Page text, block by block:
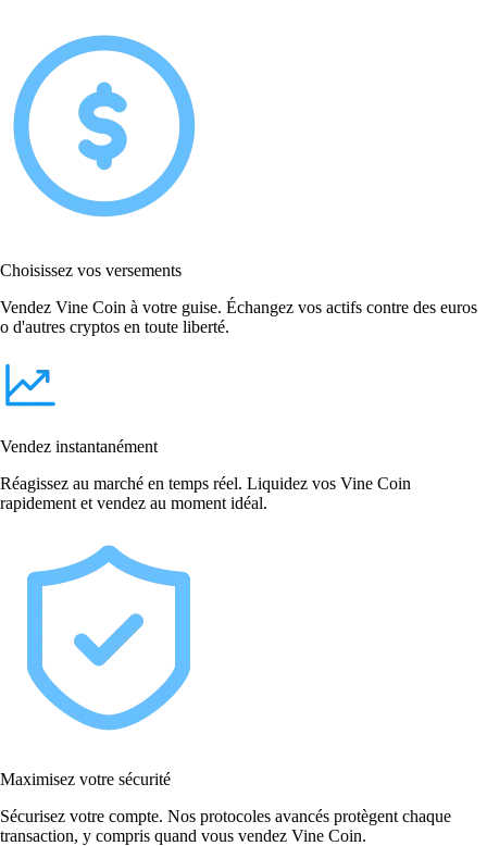
Choisissez vos versements
Vendez Vine Coin à votre guise. Échangez vos actifs contre des euros
o d'autres cryptos en toute liberté.
Vendez instantanément
Réagissez au marché en temps réel. Liquidez vos Vine Coin
rapidement et vendez au moment idéal.
Maximisez votre sécurité
Sécurisez votre compte. Nos protocoles avancés protègent chaque
transaction, y compris quand vous vendez Vine Coin.